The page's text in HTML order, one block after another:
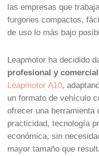
las empresas que
furgones compactos,
de uso lo más bajo
Leapmotor ha decidido
profesional y comercial
Leapmotor A10,
un formato de vehículo
ofrecer una herramienta
practicidad, tecnología
económica, sin
mayor tamaño que